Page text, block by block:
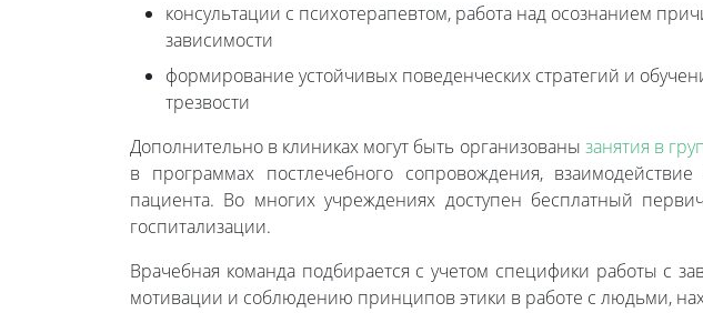
консультации с психотерапевтом, работа над осознанием
зависимости
формирование устойчивых поведенческих стратегий и
трезвости
Дополнительно в клиниках могут быть организованы занятия в
в программах постлечебного сопровождения,
пациента. Во многих учреждениях доступен бесплатный
госпитализации.
Врачебная команда подбирается с учетом специфики работы с
мотивации и соблюдению принципов этики в работе с людьми,